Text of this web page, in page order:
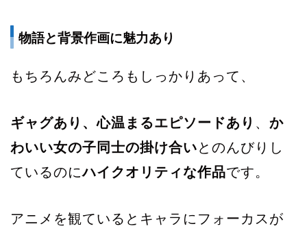
物語と背景作画に魅力あり
もちろんみどころもしっかりあって、
ギャグあり、心温まるエピソードあり 、 か
わいい女の子同士の掛け合いとのんびりし
ているのにハイクオリティな作品です。
アニメを観ているとキャラにフォーカスが